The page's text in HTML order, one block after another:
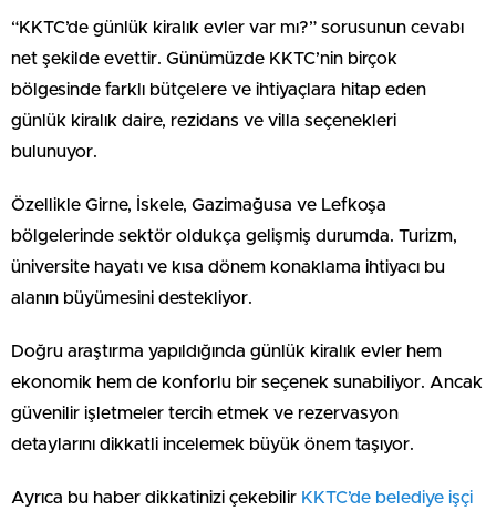
“KKTC’de günlük kiralık evler var mı?” sorusunun cevabı
net şekilde evettir. Günümüzde KKTC’nin birçok
bölgesinde farklı bütçelere ve ihtiyaçlara hitap eden
günlük kiralık daire, rezidans ve villa seçenekleri
bulunuyor.
Özellikle Girne, İskele, Gazimağusa ve Lefkoşa
bölgelerinde sektör oldukça gelişmiş durumda. Turizm,
üniversite hayatı ve kısa dönem konaklama ihtiyacı bu
alanın büyümesini destekliyor.
Doğru araştırma yapıldığında günlük kiralık evler hem
ekonomik hem de konforlu bir seçenek sunabiliyor. Ancak
güvenilir işletmeler tercih etmek ve rezervasyon
detaylarını dikkatli incelemek büyük önem taşıyor.
Ayrıca bu haber dikkatinizi çekebilir KKTC’de belediye işçi